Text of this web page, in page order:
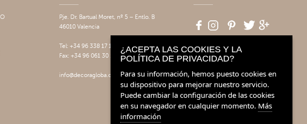
Pje. Dr. Bartual Moret, nº 5 – Entlo. B
46010 Valencia
Tel: +34 96 338 17 17
Fax: +34 96 061 30 14
info@decoragloba.com
¿ACEPTA LAS COOKIES Y LA
POLÍTICA DE PRIVACIDAD?
Para su información, hemos puesto cookies en
su dispositivo para mejorar nuestro servicio.
Puede cambiar la configuración de las cookies
en su navegador en cualquier momento. Más
información